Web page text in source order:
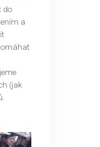
do
a
(jak